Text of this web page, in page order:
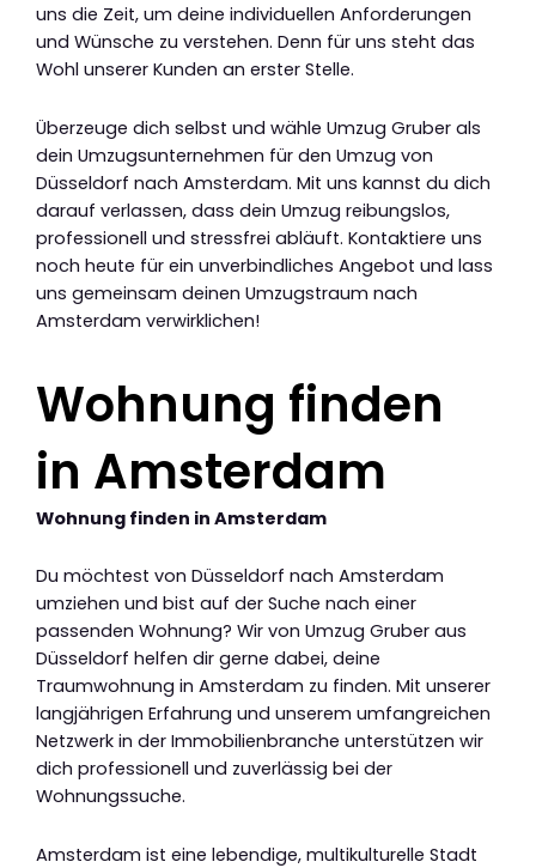
uns die Zeit, um deine individuellen Anforderungen
und Wünsche zu verstehen. Denn für uns steht das
Wohl unserer Kunden an erster Stelle.
Überzeuge dich selbst und wähle Umzug Gruber als
dein Umzugsunternehmen für den Umzug von
Düsseldorf nach Amsterdam. Mit uns kannst du dich
darauf verlassen, dass dein Umzug reibungslos,
professionell und stressfrei abläuft. Kontaktiere uns
noch heute für ein unverbindliches Angebot und lass
uns gemeinsam deinen Umzugstraum nach
Amsterdam verwirklichen!
Wohnung finden
in Amsterdam
Wohnung finden in Amsterdam
Du möchtest von Düsseldorf nach Amsterdam
umziehen und bist auf der Suche nach einer
passenden Wohnung? Wir von Umzug Gruber aus
Düsseldorf helfen dir gerne dabei, deine
Traumwohnung in Amsterdam zu finden. Mit unserer
langjährigen Erfahrung und unserem umfangreichen
Netzwerk in der Immobilienbranche unterstützen wir
dich professionell und zuverlässig bei der
Wohnungssuche.
Amsterdam ist eine lebendige, multikulturelle Stadt